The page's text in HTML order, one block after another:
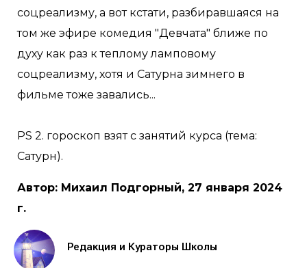
соцреализму, а вот кстати, разбиравшаяся на
том же эфире комедия "Девчата" ближе по
духу как раз к теплому ламповому
соцреализму, хотя и Сатурна зимнего в
фильме тоже завались...
PS 2. гороскоп взят с занятий курса (тема:
Сатурн).
Автор: Михаил Подгорный, 27 января 2024
г.
Редакция и Кураторы Школы